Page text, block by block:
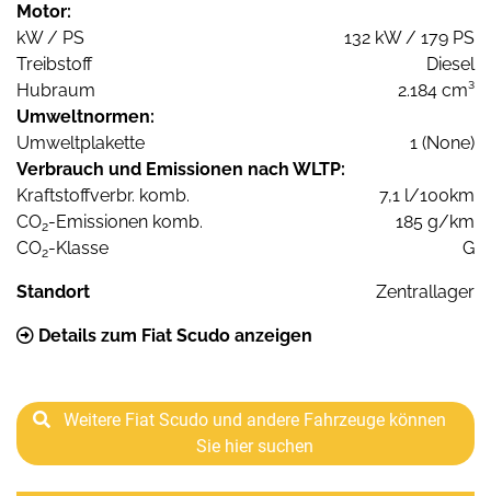
Motor:
kW / PS
132 kW / 179 PS
Treibstoff
Diesel
Hubraum
2.184 cm³
Umweltnormen:
Umweltplakette
1 (None)
Verbrauch und Emissionen nach WLTP:
Kraftstoffverbr. komb.
7,1 l/100km
CO2-Emissionen komb.
185 g/km
CO2-Klasse G
Standort Zentrallager
Details zum Fiat Scudo anzeigen
Weitere Fiat Scudo und andere Fahrzeuge können
Sie hier suchen